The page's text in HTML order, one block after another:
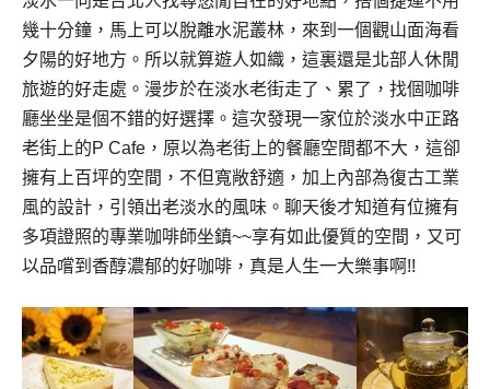
幾十分鐘，馬上可以脫離水泥叢林，來到一個觀山面海看
夕陽的好地方。所以就算遊人如織，這裏還是北部人休閒
旅遊的好走處。漫步於在淡水老街走了、累了，找個咖啡
廳坐坐是個不錯的好選擇。這次發現一家位於淡水中正路
老街上的P Cafe，原以為老街上的餐廳空間都不大，這卻
擁有上百坪的空間，不但寬敞舒適，加上內部為復古工業
風的設計，引領出老淡水的風味。聊天後才知道有位擁有
多項證照的專業咖啡師坐鎮~~享有如此優質的空間，又可
以品嚐到香醇濃郁的好咖啡，真是人生一大樂事啊!!